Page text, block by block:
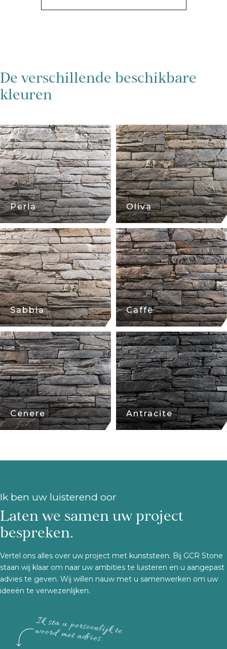
De verschillende beschikbare
kleuren
Perla Oliva
Sabbia Caffè
Cenere Antracite
Ik ben uw luisterend oor
Laten we samen uw project
bespreken.
Vertel ons alles over uw project met kunststeen. Bij GCR Stone
staan wij klaar om naar uw ambities te luisteren en u aangepast
advies te geven. Wij willen nauw met u samenwerken om uw
ideeën te verwezenlijken.
Ik sta u persoonlijk te woord met advies.